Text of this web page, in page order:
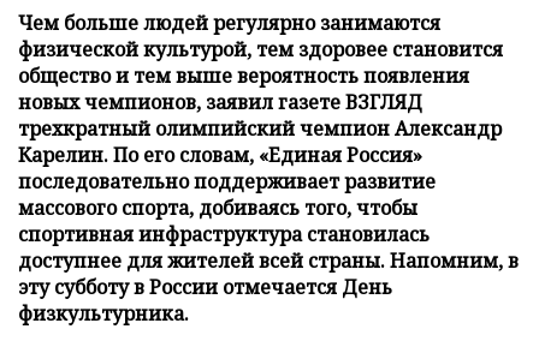
Чем больше людей регулярно занимаются
физической культурой, тем здоровее становится
общество и тем выше вероятность появления
новых чемпионов, заявил газете ВЗГЛЯД
трехкратный олимпийский чемпион Александр
Карелин. По его словам, «Единая Россия»
последовательно поддерживает развитие
массового спорта, добиваясь того, чтобы
спортивная инфраструктура становилась
доступнее для жителей всей страны. Напомним, в
эту субботу в России отмечается День
физкультурника.